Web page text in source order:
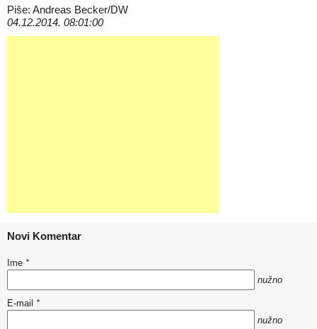
Piše: Andreas Becker/DW
04.12.2014. 08:01:00
Novi Komentar
Ime *
nužno
E-mail *
nužno